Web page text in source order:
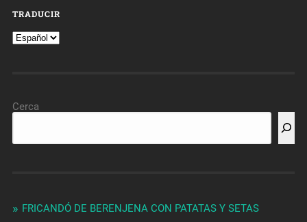
TRADUCIR
Cerca
FRICANDÓ DE BERENJENA CON PATATAS Y SETAS